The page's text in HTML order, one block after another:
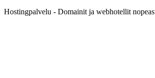
Hostingpalvelu - Domainit ja webhotellit